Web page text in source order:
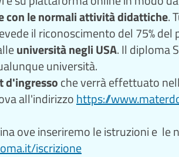
con le normali attività didattiche.
il riconoscimento del 75%
università negli USA. Il diploma
università.
d'ingressoche verrà effettuato
all'indirizzohttps://
ove inseriremo le istruzioni e
iscrizione